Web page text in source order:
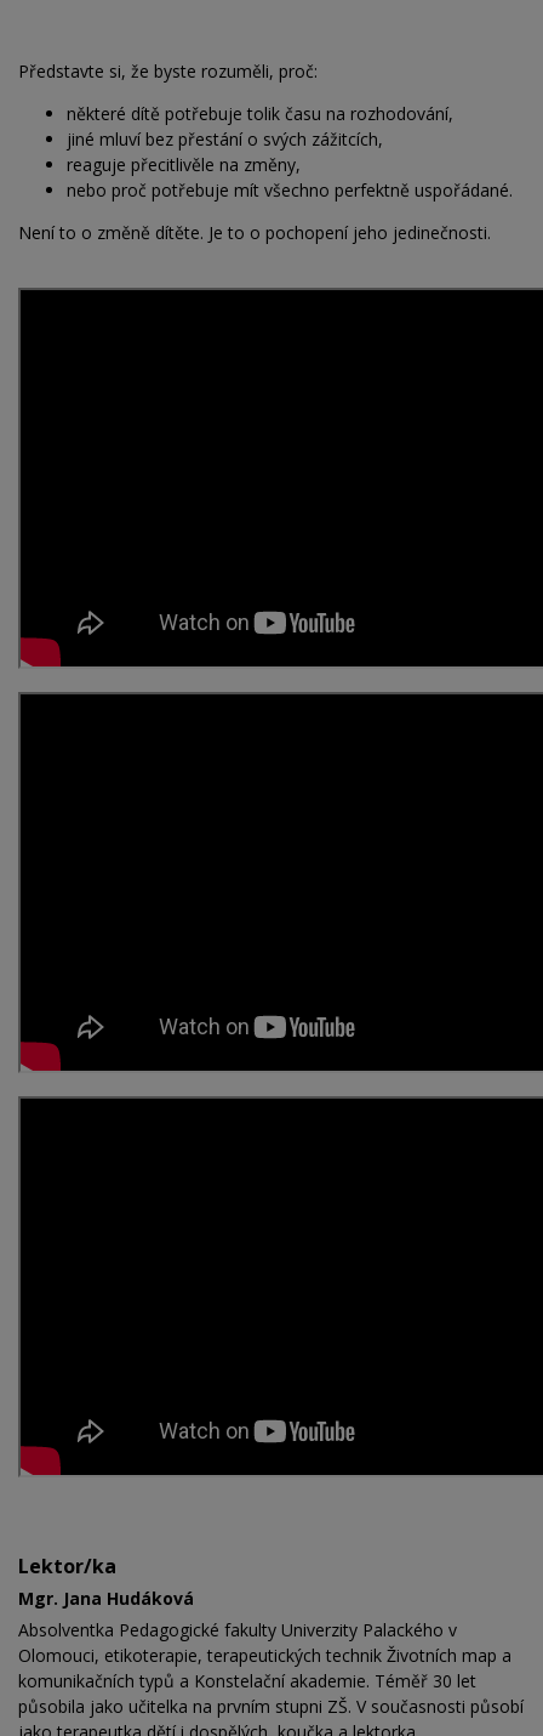
Představte si, že byste rozuměli, proč:
některé dítě potřebuje tolik času na rozhodování,
jiné mluví bez přestání o svých zážitcích,
reaguje přecitlivěle na změny,
nebo proč potřebuje mít všechno perfektně uspořádané.
Není to o změně dítěte. Je to o pochopení jeho jedinečnosti.
Lektor/ka
Mgr. Jana Hudáková
Absolventka Pedagogické fakulty Univerzity Palackého v
Olomouci, etikoterapie, terapeutických technik Životních map a
komunikačních typů a Konstelační akademie. Téměř 30 let
působila jako učitelka na prvním stupni ZŠ. V současnosti působí
jako terapeutka dětí i dospělých, koučka a lektorka.